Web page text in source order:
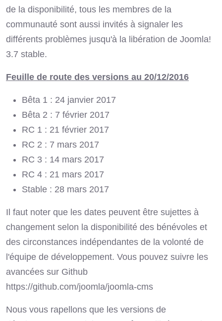
de la disponibilité, tous les membres de la
communauté sont aussi invités à signaler les
différents problèmes jusqu'à la libération de Joomla!
3.7 stable.
Feuille de route des versions au 20/12/2016
Bêta 1 : 24 janvier 2017
Bêta 2 : 7 février 2017
RC 1 : 21 février 2017
RC 2 : 7 mars 2017
RC 3 : 14 mars 2017
RC 4 : 21 mars 2017
Stable : 28 mars 2017
Il faut noter que les dates peuvent être sujettes à
changement selon la disponibilité des bénévoles et
des circonstances indépendantes de la volonté de
l'équipe de développement. Vous pouvez suivre les
avancées sur Github
https://github.com/joomla/joomla-cms
Nous vous rapellons que les versions de